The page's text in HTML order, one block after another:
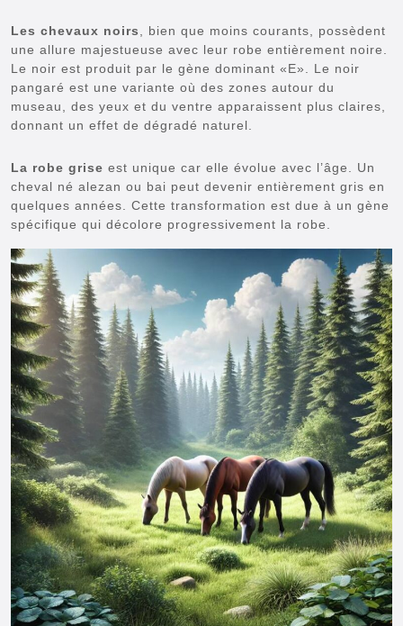
Les chevaux noirs
, bien que moins courants, possèdent
une allure majestueuse avec leur robe entièrement noire.
Le noir est produit par le gène dominant «E». Le noir
pangaré est une variante où des zones autour du
museau, des yeux et du ventre apparaissent plus claires,
donnant un effet de dégradé naturel.
La robe grise est unique car elle évolue avec l’âge. Un
cheval né alezan ou bai peut devenir entièrement gris en
quelques années. Cette transformation est due à un gène
spécifique qui décolore progressivement la robe.